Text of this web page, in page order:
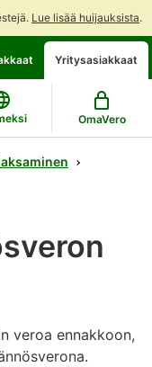
Lue lisää huijauksista.
Yritysasiakkaat
OmaVero
veroa ennakkoon,